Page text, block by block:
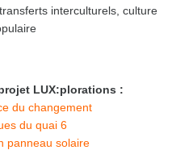
interculturels, culture
LUX:plorations :
du changement
du quai 6
panneau solaire